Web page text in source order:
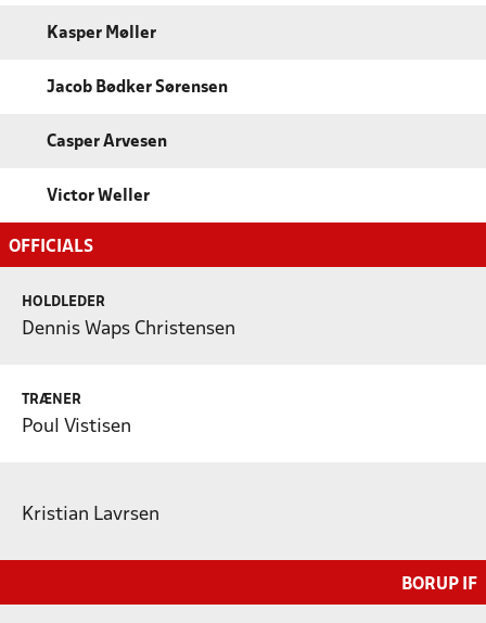
Kasper Møller
Jacob Bødker Sørensen
Casper Arvesen
Victor Weller
OFFICIALS
HOLDLEDER
Dennis Waps Christensen
TRÆNER
Poul Vistisen
Kristian Lavrsen
BORUP IF